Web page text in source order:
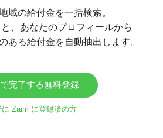
域の給付金を一括検索。
、あなたのプロフィールから
ある給付金を自動抽出します。
完了する無料登録
に Zaim に登録済の方